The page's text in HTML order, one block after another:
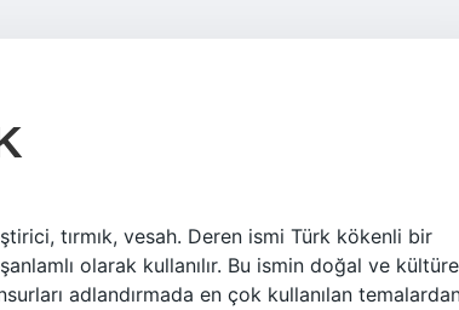
tırmık, vesah. Deren ismi Türk kökenli bir
olarak kullanılır. Bu ismin doğal ve
adlandırmada en çok kullanılan